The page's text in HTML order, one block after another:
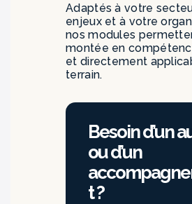
Adaptés à votre
enjeux et à votre
nos modules
montée en
et directement
terrain.
Besoin d’un
ou d’un
t ?